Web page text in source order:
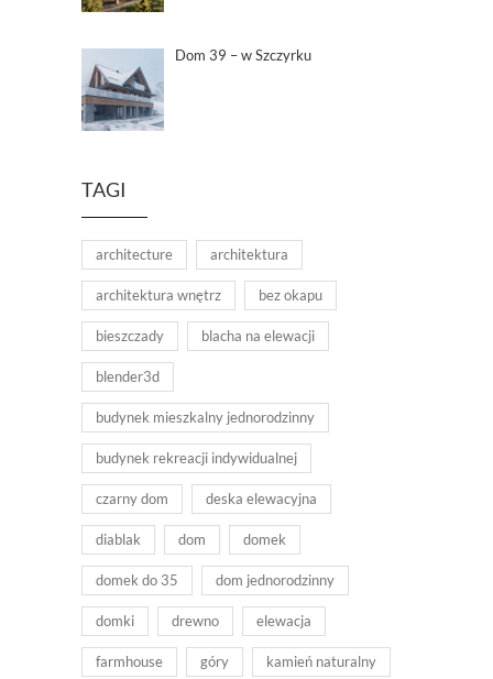
Dom 39 – w Szczyrku
TAGI
architecture architektura
architektura wnętrz bez okapu
bieszczady blacha na elewacji
blender3d
budynek mieszkalny jednorodzinny
budynek rekreacji indywidualnej
czarny dom deska elewacyjna
diablak dom domek
domek do 35 dom jednorodzinny
domki drewno elewacja
farmhouse góry kamień naturalny